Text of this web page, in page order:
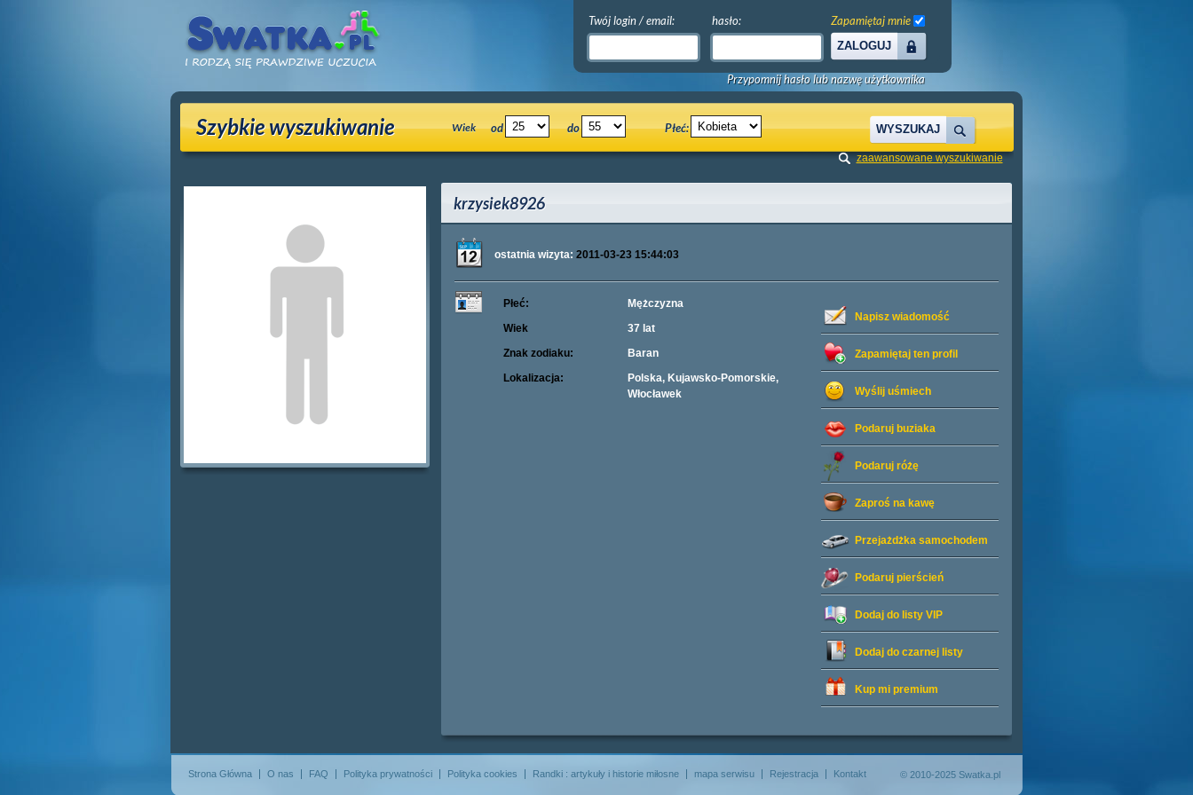
Twój login / email: hasło:
ZALOGUJ
Zapamiętaj mnie
Przypomnij hasło lub nazwę użytkownika
Szybkie wyszukiwanie Wiek od do Płeć: WYSZUKAJ
zaawansowane wyszukiwanie
krzysiek8926
ostatnia wizyta: 2011-03-23 15:44:03
Napisz wiadomość
Zapamiętaj ten profil
Wyślij uśmiech
Podaruj buziaka
Podaruj różę
Zaproś na kawę
Przejażdżka samochodem
Podaruj pierścień
Dodaj do listy VIP
Dodaj do czarnej listy
Kup mi premium
Płeć:
Mężczyzna
Wiek
37 lat
Znak zodiaku:
Baran
Lokalizacja:
Polska, Kujawsko-Pomorskie,
Włocławek
Strona Główna O nas FAQ Polityka prywatności Polityka cookies Randki : artykuły i historie miłosne mapa serwisu Rejestracja Kontakt © 2010-2025 Swatka.pl